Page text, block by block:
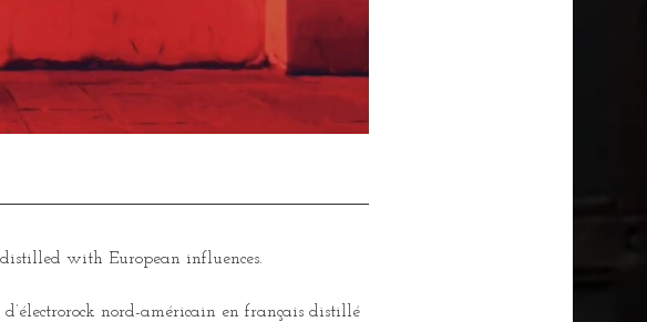
with European influences.
nord-américain en français distillé